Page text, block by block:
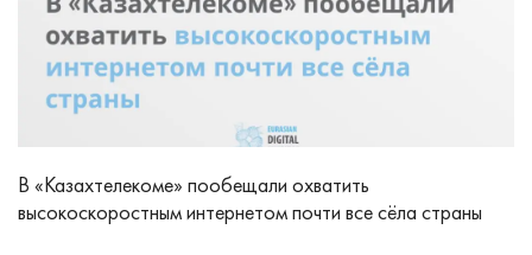
В «Казахтелекоме» пообещали охватить
высокоскоростным интернетом почти все сёла страны